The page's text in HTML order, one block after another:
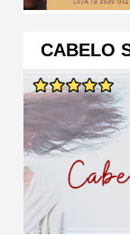
CABELO